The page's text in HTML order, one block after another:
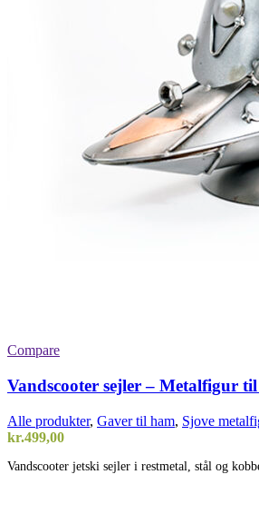
Compare
Vandscooter sejler – Metalfigur
Alle produkter, Gaver til ham, Sjove
kr.499,00
Vandscooter jetski sejler i restmetal, stål og